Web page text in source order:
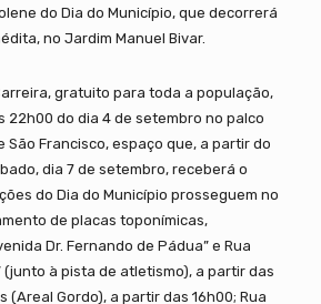
do Dia do Município, que decorrerá
no Jardim Manuel Bivar.
gratuito para toda a população,
22h00 do dia 4 de setembro no palco
São Francisco, espaço que, a partir do
dia 7 de setembro, receberá o
do Dia do Município prosseguem no
de placas toponímicas,
Dr. Fernando de Pádua” e Rua
(junto à pista de atletismo), a partir das
(Areal Gordo), a partir das 16h00; Rua